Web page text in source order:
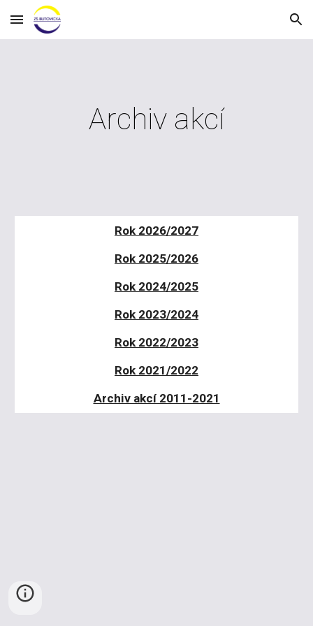
Skip to main content Skip to navigation
Archiv akcí
Rok 2026/2027
Rok 2025/2026
Rok 2024/2025
Rok 2023/2024
Rok 2022/2023
Rok 2021/2022
Archiv akcí 2011-2021